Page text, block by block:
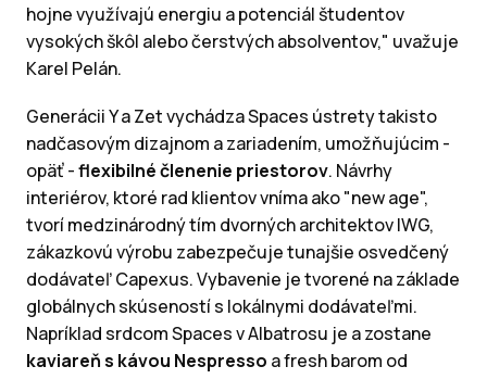
hojne využívajú energiu a potenciál študentov
vysokých škôl alebo čerstvých absolventov," uvažuje
Karel Pelán.
Generácii Y a Zet vychádza Spaces ústrety takisto
nadčasovým dizajnom a zariadením, umožňujúcim -
opäť -flexibilné členenie priestorov. Návrhy
interiérov, ktoré rad klientov vníma ako "new age",
tvorí medzinárodný tím dvorných architektov IWG,
zákazkovú výrobu zabezpečuje tunajšie osvedčený
dodávateľ Capexus. Vybavenie je tvorené na základe
globálnych skúseností s lokálnymi dodávateľmi.
Napríklad srdcom Spaces v Albatrosu je a zostane
kaviareň s kávou Nespresso a fresh barom od